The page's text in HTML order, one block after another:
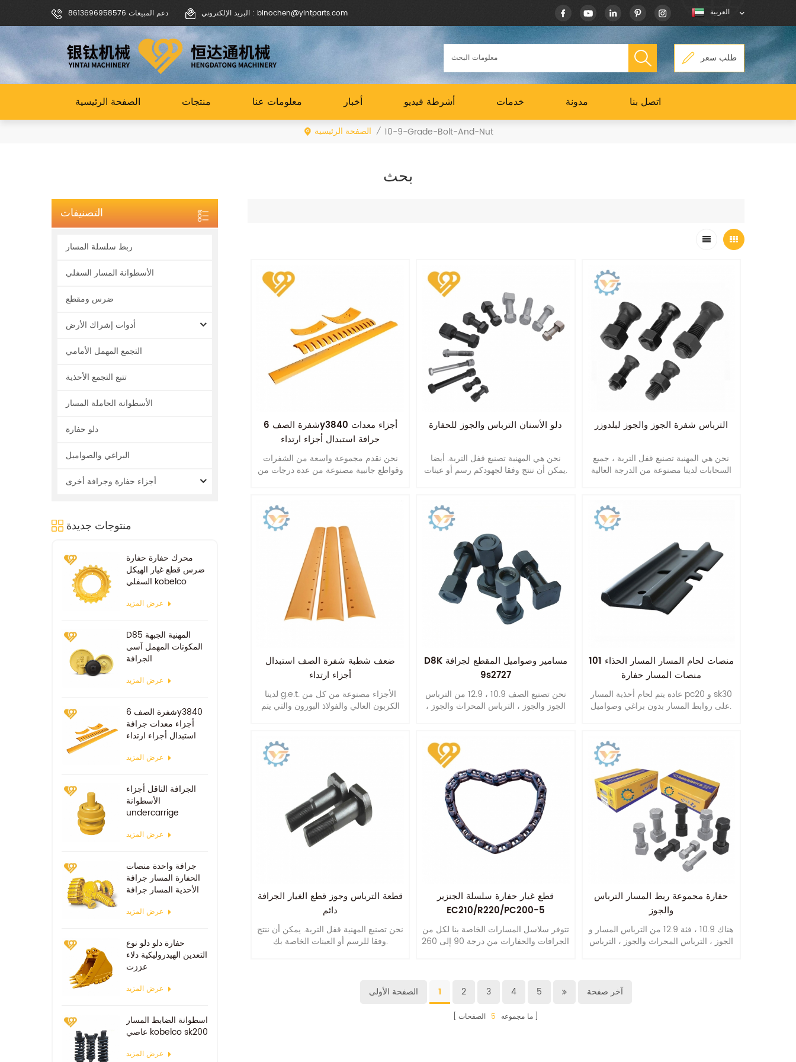
دعم المبيعات 8613696958576 البريد الإلكتروني : binochen@yintparts.com العربية
طلب سعر
الصفحة الرئيسية منتجات معلومات عنا أخبار أشرطة فيديو خدمات مدونة اتصل بنا
الصفحة الرئيسية / 10-9-Grade-Bolt-And-Nut
بحث
التصنيفات
ربط سلسلة المسار
الأسطوانة المسار السفلي
ضرس ومقطع
أدوات إشراك الأرض
التجمع المهمل الأمامي
تتبع التجمع الأحذية
الأسطوانة الحاملة المسار
دلو حفارة
البراغي والصواميل
أجزاء حفارة وجرافة أخرى
منتوجات جديدة
محرك حفارة حفارة
ضرس قطع غيار الهيكل
السفلي kobelco
عرض المزيد
D85 المهنية الجبهة
المكونات المهمل آسى
الجرافة
عرض المزيد
شفرة الصف 6y3840
أجزاء معدات جرافة
استبدال أجزاء ارتداء
عرض المزيد
الجرافة الناقل أجزاء
الأسطوانة
undercarrige
عرض المزيد
جرافة واحدة منصات
الحفارة المسار جرافة
الأحذية المسار جرافة
عرض المزيد
حفارة دلو دلو نوع
التعدين الهيدروليكية دلاء
عززت
عرض المزيد
اسطوانة الضابط المسار
عاصي kobelco sk200
عرض المزيد
شفرة الصف 6y3840 أجزاء معدات
جرافة استبدال أجزاء ارتداء
نحن نقدم مجموعة واسعة من الشفرات
وقواطع جانبية مصنوعة من عدة درجات من
دلو الأسنان الترباس والجوز للحفارة
نحن هي المهنية تصنيع قفل التربة. أيضا
يمكن أن ننتج وفقا لجهودكم رسم أو عينات.
الترباس شفرة الجوز والجوز لبلدوزر
نحن هي المهنية تصنيع قفل التربة ، جميع
السحابات لدينا مصنوعة من الدرجة العالية
ضعف شطبة شفرة الصف استبدال
أجزاء ارتداء
لدينا g.e.t. الأجزاء مصنوعة من كل من
الكربون العالي والفولاذ البورون والتي يتم
D8K مسامير وصواميل المقطع لجرافة
9s2727
نحن تصنيع الصف 10.9 ، 12.9 من الترباس
الجوز والجوز ، الترباس المحراث والجوز ،
101 منصات لحام المسار المسار الحذاء
منصات المسار حفارة
عادة يتم لحام أحذية المسار pc20 و sk30
على روابط المسار بدون براغي وصواميل.
قطعة الترباس وجوز قطع الغيار الجرافة
دائم
نحن تصنيع المهنية قفل التربة. يمكن أن ننتج
وفقا للرسم أو العينات الخاصة بك.
قطع غيار حفارة سلسلة الجنزير
EC210/R220/PC200-5
تتوفر سلاسل المسارات الخاصة بنا لكل من
الجرافات والحفارات من درجة 90 إلى 260
حفارة مجموعة ربط المسار الترباس
والجوز
هناك 10.9 ، فئة 12.9 من الترباس المسار و
الجوز ، الترباس المحراث والجوز ، الترباس
الصفحة الأولى
1 2 3 4 5 آخر صفحة
ما مجموعه 5 الصفحات